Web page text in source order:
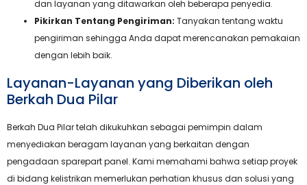
dan layanan yang ditawarkan oleh beberapa penyedia.
Pikirkan Tentang Pengiriman: Tanyakan tentang waktu
pengiriman sehingga Anda dapat merencanakan pemakaian
dengan lebih baik.
Layanan-Layanan yang Diberikan oleh
Berkah Dua Pilar
Berkah Dua Pilar telah dikukuhkan sebagai pemimpin dalam
menyediakan beragam layanan yang berkaitan dengan
pengadaan sparepart panel. Kami memahami bahwa setiap proyek
di bidang kelistrikan memerlukan perhatian khusus dan solusi yang